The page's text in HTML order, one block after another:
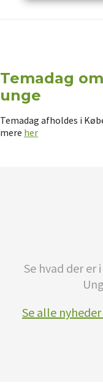
Temadag
unge
Temadag afholdes i
mere her
Se hvad der
Se alle